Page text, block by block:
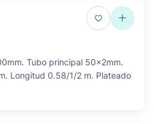
Tubo principal 50x2mm.
Longitud 0.58/1/2 m. Plateado